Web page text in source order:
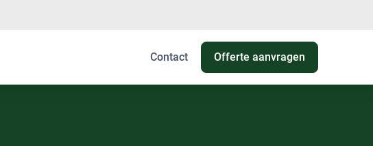
Contact Offerte aanvragen